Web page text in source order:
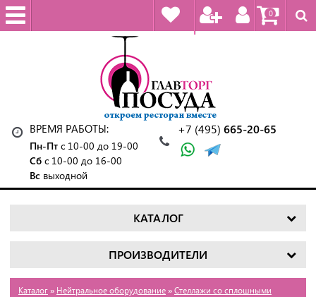
0
ВРЕМЯ РАБОТЫ:
Пн-Пт с 10-00 до 19-00
Сб с 10-00 до 16-00
Вс выходной
+7 (495) 665-20-65
КАТАЛОГ
ПРОИЗВОДИТЕЛИ
Каталог » Нейтральное оборудование » Стеллажи со сплошными